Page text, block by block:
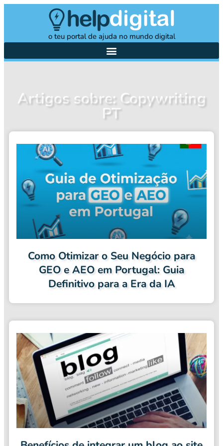
o teu portal de ajuda no mundo digital
Artigos sobre: Copywriting
PT
Como Otimizar o Seu Negócio para
GEO e AEO em Portugal: Guia
Definitivo para a Era da IA